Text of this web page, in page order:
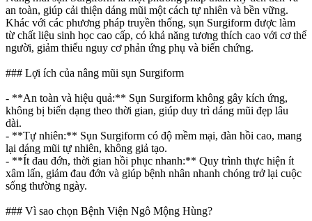
an toàn, giúp cải thiện dáng mũi một cách tự nhiên và bền vững.
Khác với các phương pháp truyền thống, sụn Surgiform được làm
từ chất liệu sinh học cao cấp, có khả năng tương thích cao với cơ thể
người, giảm thiểu nguy cơ phản ứng phụ và biến chứng.
### Lợi ích của nâng mũi sụn Surgiform
- **An toàn và hiệu quả:** Sụn Surgiform không gây kích ứng,
không bị biến dạng theo thời gian, giúp duy trì dáng mũi đẹp lâu
dài.
- **Tự nhiên:** Sụn Surgiform có độ mềm mại, đàn hồi cao, mang
lại dáng mũi tự nhiên, không giả tạo.
- **Ít đau đớn, thời gian hồi phục nhanh:** Quy trình thực hiện ít
xâm lấn, giảm đau đớn và giúp bệnh nhân nhanh chóng trở lại cuộc
sống thường ngày.
### Vì sao chọn Bệnh Viện Ngô Mộng Hùng?